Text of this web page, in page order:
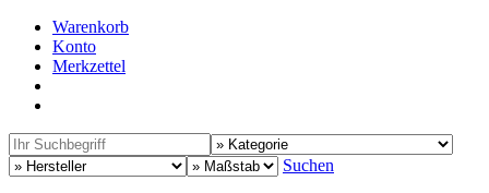
Warenkorb
Konto
Merkzettel
Suchen